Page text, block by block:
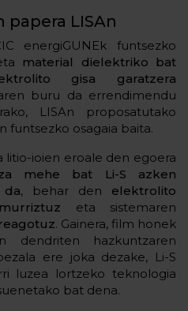
papera LISAn
energiGUNEk funtsezko
material dielektriko bat
gisa garatzera
buru da errendimendu
LISAn proposatutako
funtsezko osagaia baita.
ioien eroale den egoera
mehe bat Li-S azken
da, behar den elektrolito
eta sistemaren
. Gainera, film honek
dendriten hazkuntzaren
ere joka dezake, Li-S
luzea lortzeko teknologia
bat dena.